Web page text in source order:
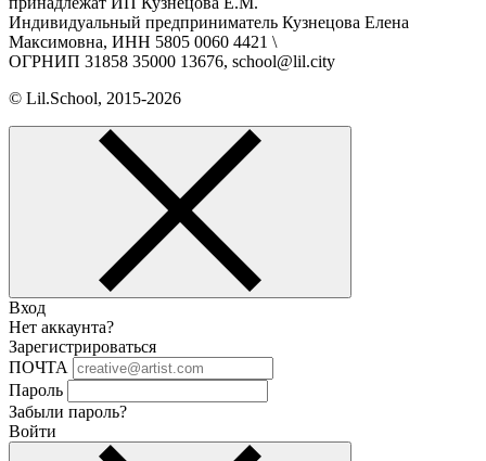
Индивидуальный предприниматель Кузнецова Елена
Максимовна, ИНН 5805 0060 4421 \
ОГРНИП 31858 35000 13676, school@lil.city
© Lil.School, 2015‐2026
Вход
Нет аккаунта?
Зарегистрироваться
ПОЧТА
Пароль
Забыли пароль?
Войти